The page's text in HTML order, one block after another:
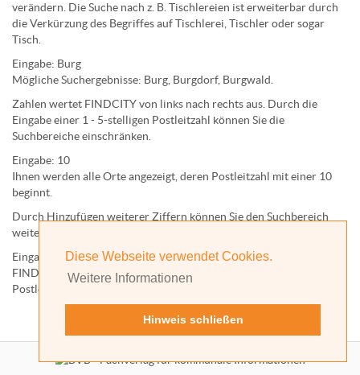
Diese Webseite verwendet Cookies.
Weitere Informationen
Hinweis schließen
verändern. Die Suche nach z. B. Tischlereien ist erweiterbar durch
die Verkürzung des Begriffes aufTischlerei Tischleroder sogar
Tisch
Eingabe: Burg
Mögliche Suchergebnisse: Burg Burgdorf, Burgwald.
Zahlen wertet FINDCITY von links nach rechts aus. Durch die
Eingabe einer 1 - 5-stelligen Postleitzahl können Sie die
Suchbereiche einschränken.
Eingabe: 10
Ihnen werden alle Orteangezeigt, deren Postleitzahl mit einer 10
beginnt.
Durch Hinzufügen weiterer Ziffern können Sie den Suchbereich
weiter einschränken.
Eingabe:
10585
FINDCITY präsentiert Ihnen ausschließlich die zu dieser
Postleitzahl gehörende Kommune; in diesem Fall Berlin.